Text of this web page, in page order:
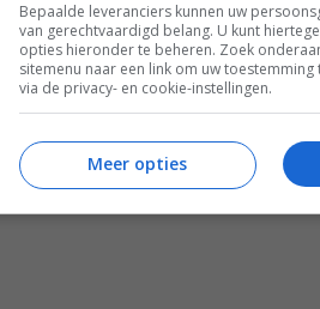
Bepaalde leveranciers kunnen uw
van gerechtvaardigd belang. U kunt
opties hieronder te beheren. Zoek
sitemenu naar een link om uw
via de privacy- en cookie-instellingen.
Meer opties